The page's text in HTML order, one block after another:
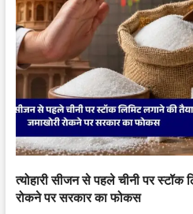
त्योहारी सीजन से पहले चीनी पर स्टॉक
रोकने पर सरकार का फोकस